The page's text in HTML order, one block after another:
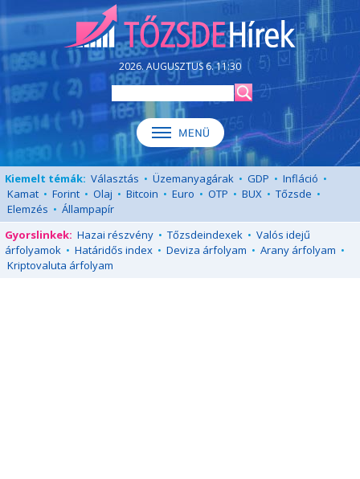
2026. AUGUSZTUS 6. 11:30
Kiemelt témák: Választás • Üzemanyagárak • GDP • Infláció •
Kamat • Forint • Olaj • Bitcoin • Euro • OTP • BUX • Tőzsde •
Elemzés • Állampapír
Gyorslinkek: Hazai részvény • Tőzsdeindexek • Valós idejű
árfolyamok • Határidős index • Deviza árfolyam • Arany árfolyam •
Kriptovaluta árfolyam